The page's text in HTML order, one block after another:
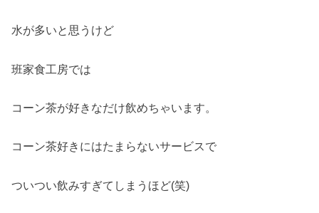
水が多いと思うけど
班家食工房では
コーン茶が好きなだけ飲めちゃいます。
コーン茶好きにはたまらないサービスで
ついつい飲みすぎてしまうほど(笑)